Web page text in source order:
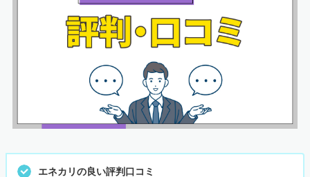
エネカリの良い評判口コミ